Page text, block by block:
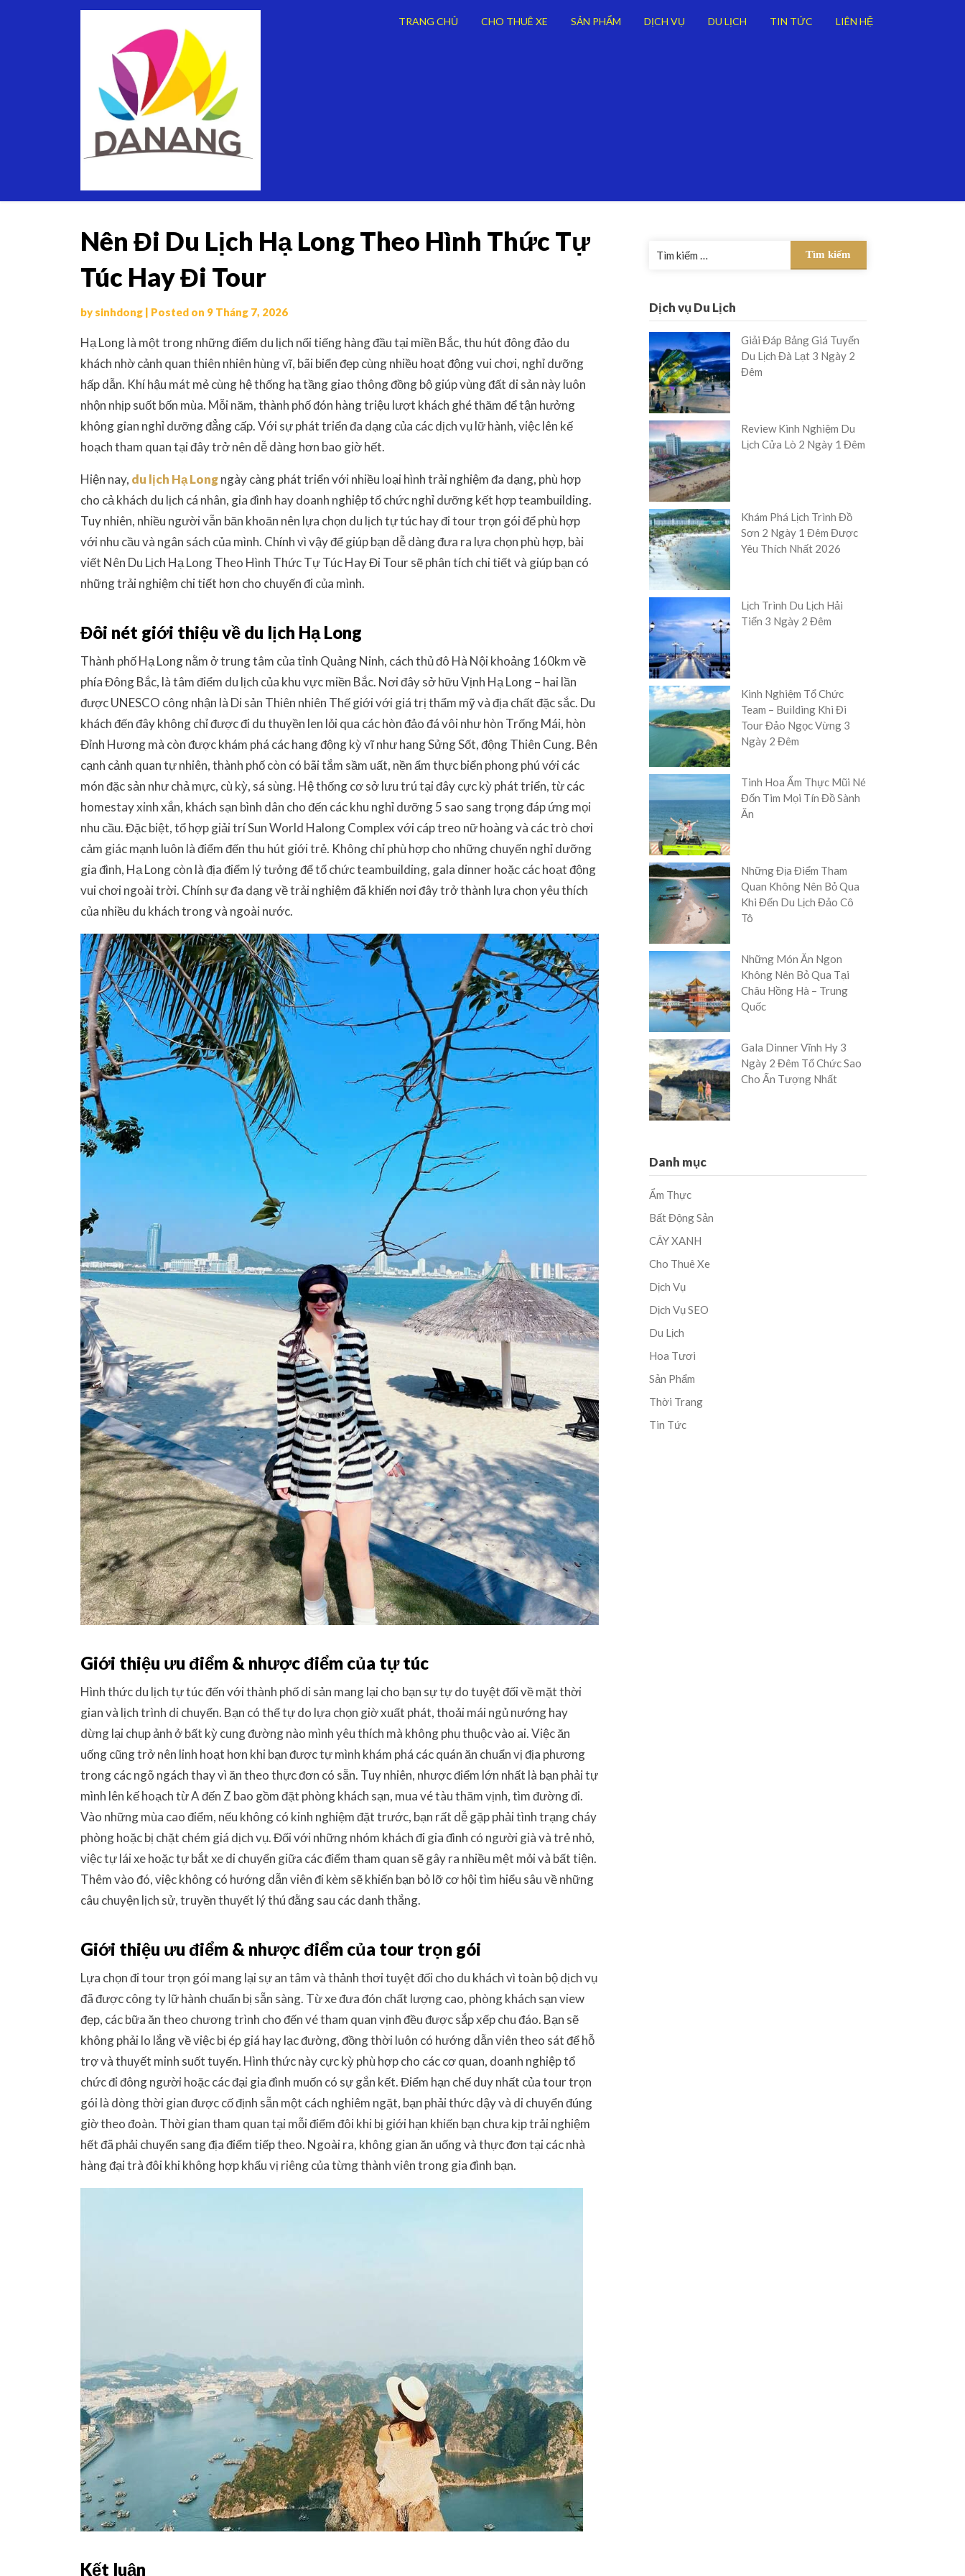
TRANG CHỦ CHO THUÊ XE SẢN PHẨM DỊCH VỤ DU LỊCH TIN TỨC LIÊN HỆ
Nên Đi Du Lịch Hạ Long Theo Hình Thức Tự
Túc Hay Đi Tour
by sinhdong | Posted on 9 Tháng 7, 2026
Hạ Long là một trong những điểm du lịch nổi tiếng hàng đầu tại miền Bắc, thu hút đông đảo du
khách nhờ cảnh quan thiên nhiên hùng vĩ, bãi biển đẹp cùng nhiều hoạt động vui chơi, nghỉ dưỡng
hấp dẫn. Khí hậu mát mẻ cùng hệ thống hạ tầng giao thông đồng bộ giúp vùng đất di sản này luôn
nhộn nhịp suốt bốn mùa. Mỗi năm, thành phố đón hàng triệu lượt khách ghé thăm để tận hưởng
không gian nghỉ dưỡng đẳng cấp. Với sự phát triển đa dạng của các dịch vụ lữ hành, việc lên kế
hoạch tham quan tại đây trở nên dễ dàng hơn bao giờ hết.
Hiện nay, du lịch Hạ Longngày càng phát triển với nhiều loại hình trải nghiệm đa dạng, phù hợp
cho cả khách du lịch cá nhân, gia đình hay doanh nghiệp tổ chức nghỉ dưỡng kết hợp teambuilding.
Tuy nhiên, nhiều người vẫn băn khoăn nên lựa chọn du lịch tự túc hay đi tour trọn gói để phù hợp
với nhu cầu và ngân sách của mình. Chính vì vậy để giúp bạn dễ dàng đưa ra lựa chọn phù hợp, bài
viết Nên Du Lịch Hạ Long Theo Hình Thức Tự Túc Hay Đi Tour sẽ phân tích chi tiết và giúp bạn có
những trải nghiệm chi tiết hơn cho chuyến đi của mình.
Đôi nét giới thiệu về du lịch Hạ Long
Thành phố Hạ Long nằm ở trung tâm của tỉnh Quảng Ninh, cách thủ đô Hà Nội khoảng 160km về
phía Đông Bắc, là tâm điểm du lịch của khu vực miền Bắc. Nơi đây sở hữu Vịnh Hạ Long – hai lần
được UNESCO công nhận là Di sản Thiên nhiên Thế giới với giá trị thẩm mỹ và địa chất đặc sắc. Du
khách đến đây không chỉ được đi du thuyền len lỏi qua các hòn đảo đá vôi như hòn Trống Mái, hòn
Đỉnh Hương mà còn được khám phá các hang động kỳ vĩ như hang Sửng Sốt, động Thiên Cung. Bên
cạnh cảnh quan tự nhiên, thành phố còn có bãi tắm sầm uất, nền ẩm thực biển phong phú với các
món đặc sản như chả mực, cù kỳ, sá sùng. Hệ thống cơ sở lưu trú tại đây cực kỳ phát triển, từ các
homestay xinh xắn, khách sạn bình dân cho đến các khu nghỉ dưỡng 5 sao sang trọng đáp ứng mọi
nhu cầu. Đặc biệt, tổ hợp giải trí Sun World Halong Complex với cáp treo nữ hoàng và các trò chơi
cảm giác mạnh luôn là điểm đến thu hút giới trẻ. Không chỉ phù hợp cho những chuyến nghỉ dưỡng
gia đình, Hạ Long còn là địa điểm lý tưởng để tổ chức teambuilding, gala dinner hoặc các hoạt động
vui chơi ngoài trời. Chính sự đa dạng về trải nghiệm đã khiến nơi đây trở thành lựa chọn yêu thích
của nhiều du khách trong và ngoài nước.
Giới thiệu ưu điểm & nhược điểm của tự túc
Hình thức du lịch tự túc đến với thành phố di sản mang lại cho bạn sự tự do tuyệt đối về mặt thời
gian và lịch trình di chuyển. Bạn có thể tự do lựa chọn giờ xuất phát, thoải mái ngủ nướng hay
dừng lại chụp ảnh ở bất kỳ cung đường nào mình yêu thích mà không phụ thuộc vào ai. Việc ăn
uống cũng trở nên linh hoạt hơn khi bạn được tự mình khám phá các quán ăn chuẩn vị địa phương
trong các ngõ ngách thay vì ăn theo thực đơn có sẵn. Tuy nhiên, nhược điểm lớn nhất là bạn phải tự
mình lên kế hoạch từ A đến Z bao gồm đặt phòng khách sạn, mua vé tàu thăm vịnh, tìm đường đi.
Vào những mùa cao điểm, nếu không có kinh nghiệm đặt trước, bạn rất dễ gặp phải tình trạng cháy
phòng hoặc bị chặt chém giá dịch vụ. Đối với những nhóm khách đi gia đình có người già và trẻ nhỏ,
việc tự lái xe hoặc tự bắt xe di chuyển giữa các điểm tham quan sẽ gây ra nhiều mệt mỏi và bất tiện.
Thêm vào đó, việc không có hướng dẫn viên đi kèm sẽ khiến bạn bỏ lỡ cơ hội tìm hiểu sâu về những
câu chuyện lịch sử, truyền thuyết lý thú đằng sau các danh thắng.
Giới thiệu ưu điểm & nhược điểm của tour trọn gói
Lựa chọn đi tour trọn gói mang lại sự an tâm và thảnh thơi tuyệt đối cho du khách vì toàn bộ dịch vụ
đã được công ty lữ hành chuẩn bị sẵn sàng. Từ xe đưa đón chất lượng cao, phòng khách sạn view
đẹp, các bữa ăn theo chương trình cho đến vé tham quan vịnh đều được sắp xếp chu đáo. Bạn sẽ
không phải lo lắng về việc bị ép giá hay lạc đường, đồng thời luôn có hướng dẫn viên theo sát để hỗ
trợ và thuyết minh suốt tuyến. Hình thức này cực kỳ phù hợp cho các cơ quan, doanh nghiệp tổ
chức đi đông người hoặc các đại gia đình muốn có sự gắn kết. Điểm hạn chế duy nhất của tour trọn
gói là dòng thời gian được cố định sẵn một cách nghiêm ngặt, bạn phải thức dậy và di chuyển đúng
giờ theo đoàn. Thời gian tham quan tại mỗi điểm đôi khi bị giới hạn khiến bạn chưa kịp trải nghiệm
hết đã phải chuyển sang địa điểm tiếp theo. Ngoài ra, không gian ăn uống và thực đơn tại các nhà
hàng đại trà đôi khi không hợp khẩu vị riêng của từng thành viên trong gia đình bạn.
Kết luận
kiếm
Dịch vụ Du Lịch
Giải Đáp Bảng Giá Tuyến
Du Lịch Đà Lạt 3 Ngày 2
Đêm
Review Kinh Nghiệm Du
Lịch Cửa Lò 2 Ngày 1 Đêm
Khám Phá Lịch Trình Đồ
Sơn 2 Ngày 1 Đêm Được
Yêu Thích Nhất 2026
Lịch Trình Du Lịch Hải
Tiến 3 Ngày 2 Đêm
Kinh Nghiệm Tổ Chức
Team – Building Khi Đi
Tour Đảo Ngọc Vừng 3
Ngày 2 Đêm
Tinh Hoa Ẩm Thực Mũi Né
Đốn Tim Mọi Tín Đồ Sành
Ăn
Những Địa Điểm Tham
Quan Không Nên Bỏ Qua
Khi Đến Du Lịch Đảo Cô
Tô
Những Món Ăn Ngon
Không Nên Bỏ Qua Tại
Châu Hồng Hà – Trung
Quốc
Gala Dinner Vĩnh Hy 3
Ngày 2 Đêm Tổ Chức Sao
Cho Ấn Tượng Nhất
Danh mục
Ẩm Thực
Bất Động Sản
CÂY XANH
Cho Thuê Xe
Dịch Vụ
Dịch Vụ SEO
Du Lịch
Hoa Tươi
Sản Phẩm
Thời Trang
Tin Tức